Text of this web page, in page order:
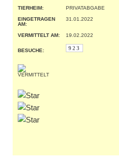
TIERHEIM:
PRIVATABGABE
EINGETRAGEN
AM:
31.01.2022
VERMITTELT AM: 19.02.2022
BESUCHE: 923